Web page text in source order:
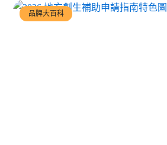
品牌大百科